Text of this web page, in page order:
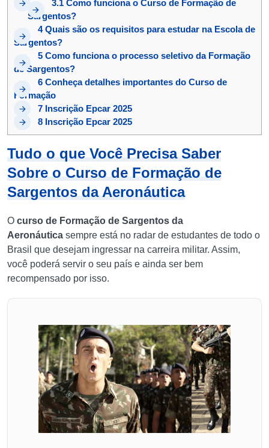
3.1Como funciona o Curso de Formação de
Sargentos?
4Quais são os requisitos para estudar na Escola de
Sargentos?
5 Como funciona o processo seletivo da Formação
de Sargentos?
6 Conheça detalhes importantes do Curso de
Formação
7 Inscrição Epcar 2025
8 Inscrição Epcar 2025
Tudo o que Você Precisa Saber
Sobre o Curso de Formação de
Sargentos da Aeronáutica
O curso de Formação de Sargentos da
Aeronáutica sempre está no radar de estudantes de todo o
Brasil que desejam ingressar na carreira militar. Assim,
você poderá servir o seu país e ainda ser bem
recompensado por isso.